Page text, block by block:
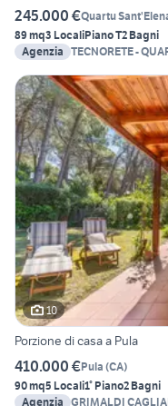
245.000 €Quartu
89 mq3 LocaliPiano T2 Bagni
Agenzia TECNORETE -
10
Porzione di casa a Pula
410.000 €Pula (CA)
90 mq5 Locali1° Piano2 Bagni
Agenzia GRIMALDI